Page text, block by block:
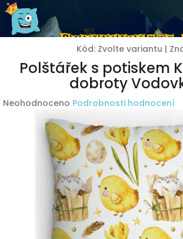
Přejít
na
obsah
Kód: Zvolte variantu |
Polštářek s potiskem
dobroty
Průměrné
Neohodnoceno Podrobnosti hodnocení